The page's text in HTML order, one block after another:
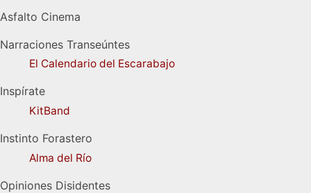
Asfalto Cinema
Narraciones Transeúntes
El Calendario del Escarabajo
Inspírate
KitBand
Instinto Forastero
Alma del Río
Opiniones Disidentes